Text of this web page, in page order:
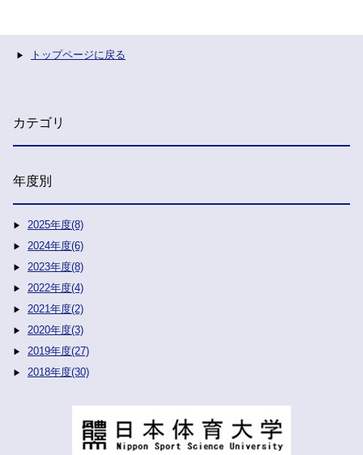
トップページに戻る
カテゴリ
年度別
2025年度(8)
2024年度(6)
2023年度(8)
2022年度(4)
2021年度(2)
2020年度(3)
2019年度(27)
2018年度(30)